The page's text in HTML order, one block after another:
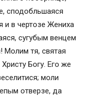
сподобльшаяся
и в чертозе Жениха
сугубым венцем
Молим тя, святая
Богу. Его же
моли
отверзе, да